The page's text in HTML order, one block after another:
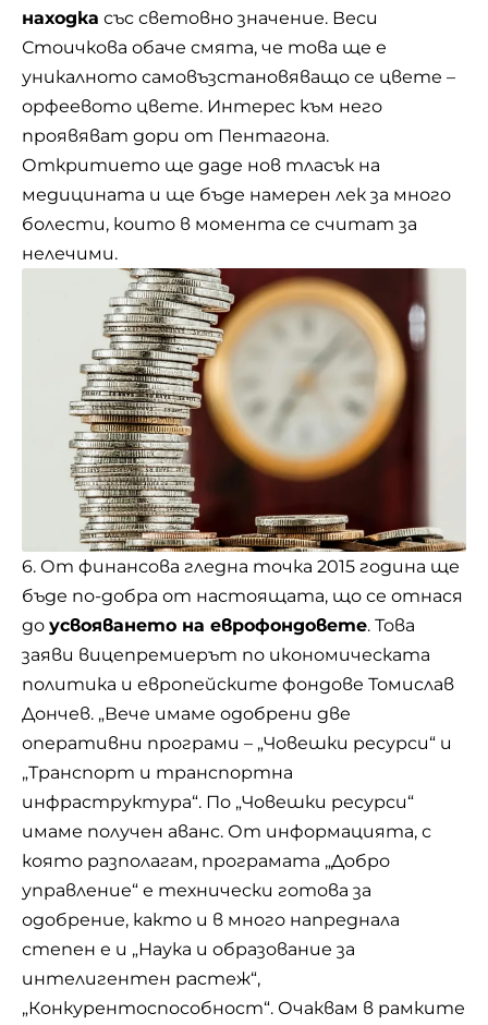
находка със световно значение. Веси
Стоичкова обаче смята, че това ще е
уникалното самовъзстановяващо се цвете –
орфеевото цвете. Интерес към него
проявяват дори от Пентагона.
Откритието ще даде нов тласък на
медицината и ще бъде намерен лек за много
болести, които в момента се считат за
нелечими.
6. От финансова гледна точка 2015 година ще
бъде по-добра от настоящата, що се отнася
до усвояването на еврофондовете. Това
заяви вицепремиерът по икономическата
политика и европейските фондове Томислав
Дончев. „Вече имаме одобрени две
оперативни програми – „Човешки ресурси“ и
„Транспорт и транспортна
инфраструктура“. По „Човешки ресурси“
имаме получен аванс. От информацията, с
която разполагам, програмата „Добро
управление“ е технически готова за
одобрение, както и в много напреднала
степен е и „Наука и образование за
интелигентен растеж“,
„Конкурентоспособност“. Очаквам в рамките